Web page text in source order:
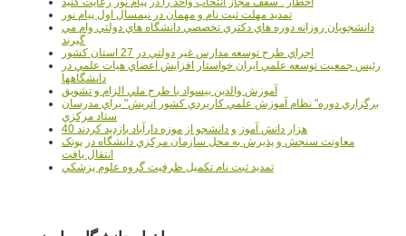
تمدید مهلت ثبت نام و مهمان در نیمسال اول پیام نور
دانشجويان روزانه دوره هاي دكتري تخصصي دانشگاه هاي دولتي وام مي
گيرند
اجراي طرح توسعه مدارس غير دولتي در 27 استان کشور
رئيس جمعيت توسعه علمي ايران خواستار افزايش اعضاي هيات علمي در
دانشگاهها
آموزش والدين بيسواد با طرح ملي الزام و تشويق
برگزاري دوره" نظام آموزش علمي كاربردي كشور اتريش" براي مدرسان
ستاد مرکزي
40 هزار دانش آموز و دانشجو از موزه دارآباد بازديد کردند
معاونت سنجش و پذيرش به محل سازمان مرکزي دانشگاه در پونک
انتقال يافت
تمديد ثبت نام تکميل ظرفيت گروه علوم پزشکي